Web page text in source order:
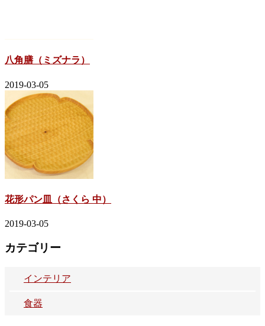
八角膳（ミズナラ）
2019-03-05
花形パン皿（さくら 中）
2019-03-05
カテゴリー
インテリア
食器